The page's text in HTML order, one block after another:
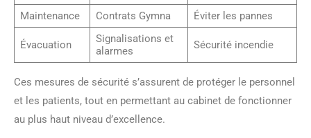
Maintenance
Contrats Gymna Éviter les pannes
Évacuation
Signalisations et
alarmes
Sécurité incendie
Ces mesures de sécurité s’assurent de protéger le personnel
et les patients, tout en permettant au cabinet de fonctionner
au plus haut niveau d’excellence.